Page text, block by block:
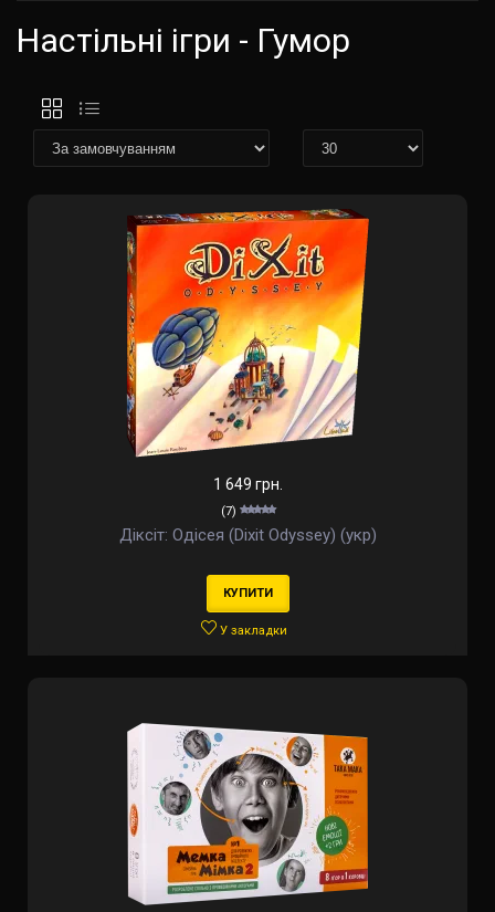
Настільні ігри - Гумор
1 649 грн.
(7)
Діксіт: Одісея (Dixit Odyssey) (укр)
КУПИТИ
У закладки